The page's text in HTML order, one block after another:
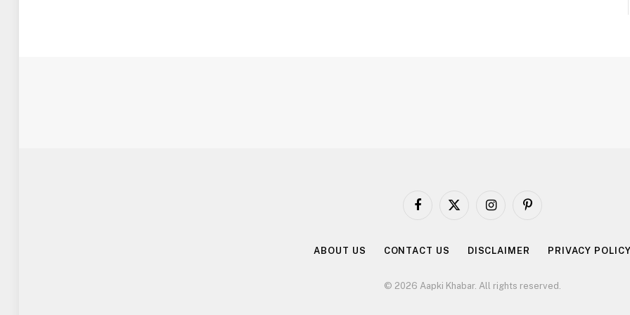
Facebook
X
InstagramPinterest
ABOUT US CONTACT US DISCLAIMER PRIVACY
© 2026 Aapki Khabar. All rights reserved.